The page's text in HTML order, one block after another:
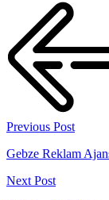
Previous Post
Gebze Reklam
Next Post